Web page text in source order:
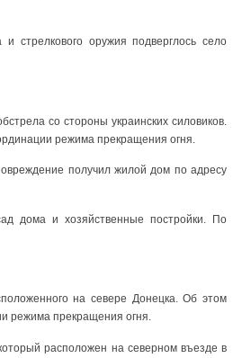
стрелкового оружия подверглось село
со стороны украинских силовиков.
режима прекращения огня.
получил жилой дом по адресу
дома и хозяйственные постройки. По
на севере Донецка. Об этом
режима прекращения огня.
расположен на северном въезде в